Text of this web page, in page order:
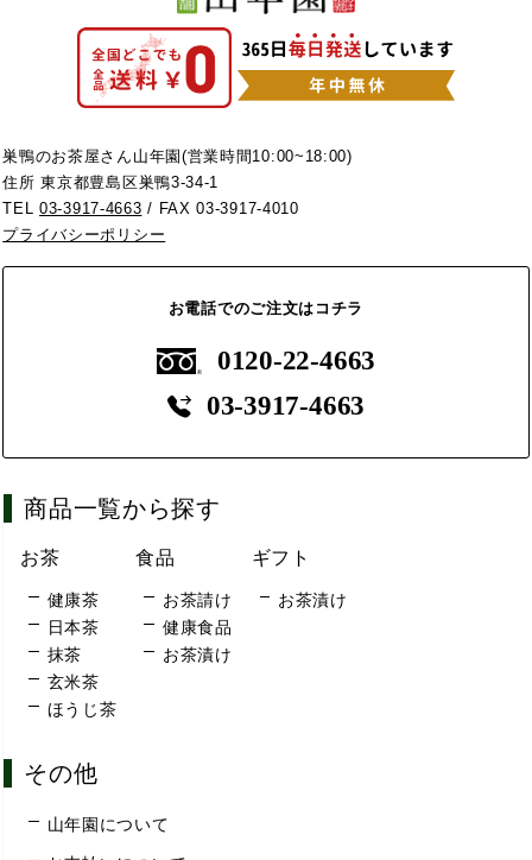
巣鴨のお茶屋さん山年園(営業時間10:00~18:00)
住所 東京都豊島区巣鴨3-34-1
TEL03-3917-4663 / FAX 03-3917-4010
プライバシーポリシー
お電話でのご注文はコチラ
0120-22-4663
03-3917-4663
商品一覧から探す
お茶
健康茶
日本茶
抹茶
玄米茶
ほうじ茶
食品
お茶請け
健康食品
お茶漬け
ギフト
お茶漬け
その他
山年園について